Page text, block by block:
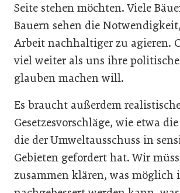
Seite stehen möchten. Viele
Bauern sehen die
Arbeit nachhaltiger zu agieren.
viel weiter als uns ihre
glauben machen will.
Es braucht außerdem
Gesetzesvorschläge, wie etwa
die der Umweltausschuss in
Gebieten gefordert hat. Wir
zusammen klären, was möglich